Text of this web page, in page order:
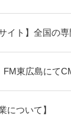
イト】全国の
FM東広島にて
について】